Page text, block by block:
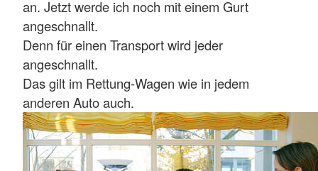
an. Jetzt werde ich noch mit einem Gurt
angeschnallt.
Denn für einen Transport wird jeder
angeschnallt.
Das gilt im Rettung-Wagen wie in jedem
anderen Auto auch.